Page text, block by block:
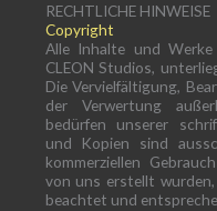
RECHTLICHE HINWEISE
Copyright
Alle Inhalte und
CLEON Studios,
Die Vervielfältigung,
der Verwertung
bedürfen unserer
und Kopien sind
kommerziellen
von uns erstellt
beachtet und